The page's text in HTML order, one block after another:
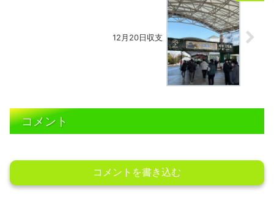
12月20日収支
コメント
コメントを書き込む